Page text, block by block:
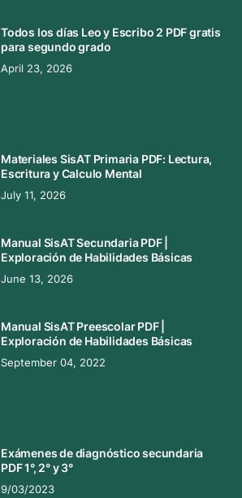
Todos los días Leo y Escribo 2 PDF gratis
para segundo grado
April 23, 2026
Materiales SisAT Primaria PDF: Lectura,
Escritura y Calculo Mental
July 11, 2026
Manual SisAT Secundaria PDF |
Exploración de Habilidades Básicas
June 13, 2026
Manual SisAT Preescolar PDF |
Exploración de Habilidades Básicas
September 04, 2022
Exámenes de diagnóstico secundaria
PDF 1°, 2° y 3°
9/03/2023